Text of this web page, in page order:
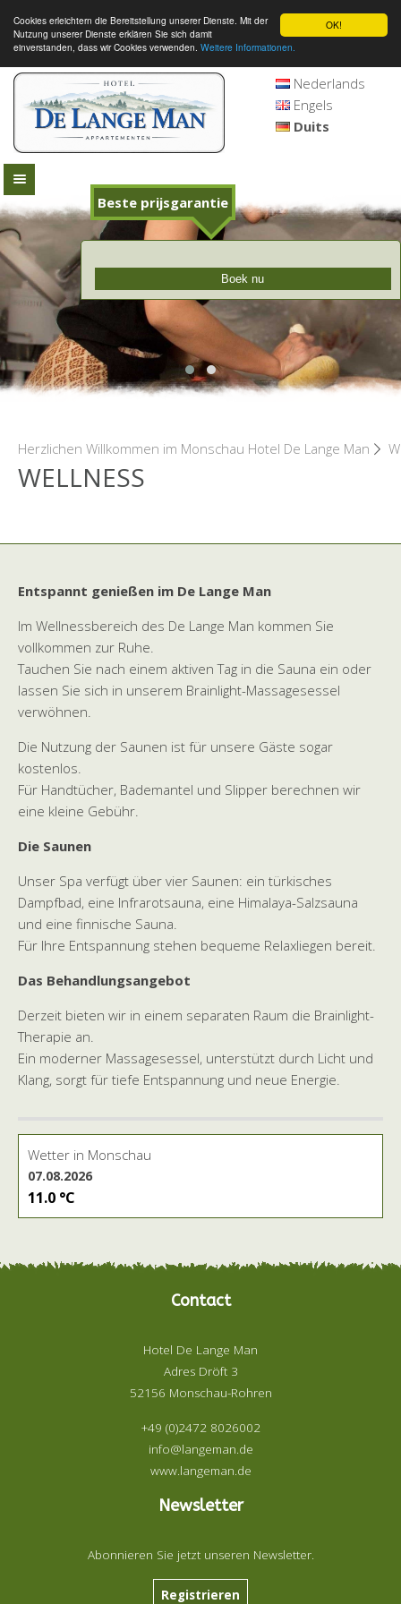
OK!
Cookies erleichtern die Bereitstellung unserer Dienste. Mit der
Nutzung unserer Dienste erklären Sie sich damit
einverstanden, dass wir Cookies verwenden. Weitere Informationen.
Nederlands
Engels
Duits
Boek nu
Beste prijsgarantie
Herzlichen Willkommen im Monschau Hotel De Lange Man
WELLNESS
Entspannt genießen im De Lange Man
Im Wellnessbereich des De Lange Man kommen Sie
vollkommen zur Ruhe.
Tauchen Sie nach einem aktiven Tag in die Sauna ein oder
lassen Sie sich in unserem Brainlight-Massagesessel
verwöhnen.
Die Nutzung der Saunen ist für unsere Gäste sogar
kostenlos.
Für Handtücher, Bademantel und Slipper berechnen wir
eine kleine Gebühr.
Die Saunen
Unser Spa verfügt über vier Saunen: ein türkisches
Dampfbad, eine Infrarotsauna, eine Himalaya-Salzsauna
und eine finnische Sauna.
Für Ihre Entspannung stehen bequeme Relaxliegen bereit.
Das Behandlungsangebot
Derzeit bieten wir in einem separaten Raum die Brainlight-
Therapie an.
Ein moderner Massagesessel, unterstützt durch Licht und
Klang, sorgt für tiefe Entspannung und neue Energie.
Wetter in Monschau
07.08.2026
11.0 °C
Contact
Hotel De Lange Man
Adres Dröft 3
52156 Monschau-Rohren
+49 (0)2472 8026002
info@langeman.de
www.langeman.de
Newsletter
Abonnieren Sie jetzt unseren Newsletter.
Registrieren